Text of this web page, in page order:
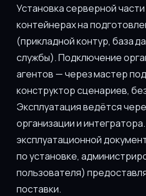
Установка серверной
контейнерах на
(прикладной контур, база
службы). Подключение
агентов — через мастер
конструктор сценариев,
Эксплуатация ведётся
организации и
эксплуатационной
по установке,
пользователя)
поставки.